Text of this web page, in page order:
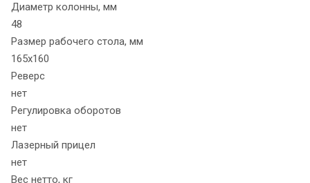
Диаметр колонны, мм
48
Размер рабочего стола, мм
165х160
Реверс
нет
Регулировка оборотов
нет
Лазерный прицел
нет
Вес нетто, кг